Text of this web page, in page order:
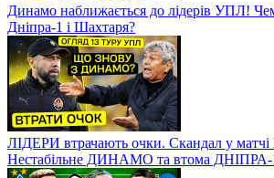
Динамо наближається до лідерів УПЛ!
Дніпра-1 і Шахтаря?
ЛІДЕРИ втрачають очки. Скандал у
Нестабільне ДИНАМО та втома ДНІПРА-